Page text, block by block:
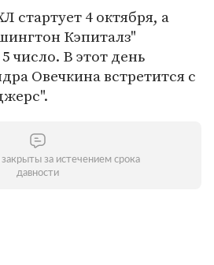
стартует 4 октября, а
Кэпиталз"
число. В этот день
Овечкина встретится с
за истечением срока
давности